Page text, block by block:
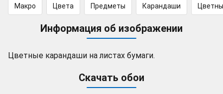
Макро Цвета Предметы Карандаши
Информация об изображении
Цветные карандаши на листах бумаги.
Скачать обои